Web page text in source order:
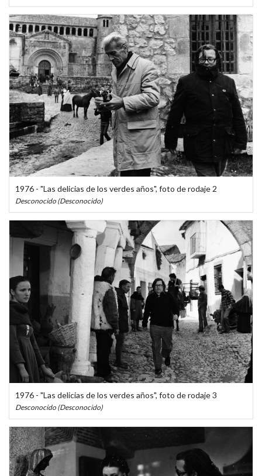
1976 - "Las delicias de los verdes años", foto de rodaje 2
Desconocido (Desconocido)
1976 - "Las delicias de los verdes años", foto de rodaje 3
Desconocido (Desconocido)